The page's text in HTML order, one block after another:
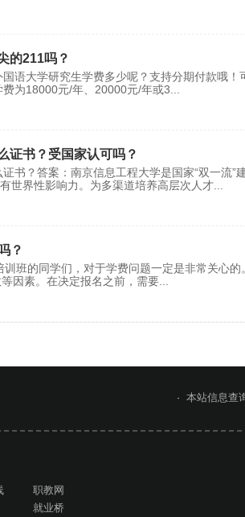
的211吗？
语大学研究生学费多少呢？支持分期付款哦
为18000元/年、20000元/年或3
证书？受国家认可吗？
书？答案：南京信息工程大学是国家“双一流”
世界性影响力。为多渠道培养高层次人才
？
班的同学们，对于学费问题一定是非常关心的
因素。在决定报名之前，需要
本站信息查
职教网
就业桥